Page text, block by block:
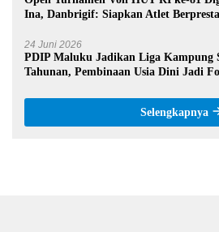
Ina, Danbrigif: Siapkan Atlet
24 Juni 2026
PDIP Maluku Jadikan Liga Kampung
Tahunan, Pembinaan Usia Dini Jadi
Selengkapnya